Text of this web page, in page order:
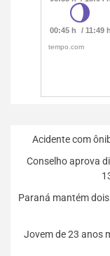
Acidente com
Conselho aprova
Paraná mantém
Jovem de 23 anos